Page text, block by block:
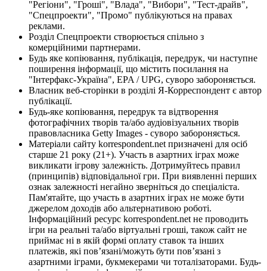
"Регіони", "Гроші", "Влада", "Вибори", "Тест-драйв",
"Спецпроекти", "Промо" публікуються на правах
реклами.
Розділ Спецпроекти створюється спільно з
комерційними партнерами.
Будь яке копіювання, публікація, передрук, чи наступне
поширення інформації, що містить посилання на
"Інтерфакс-Україна", EPA / UPG, суворо забороняється.
Власник веб-сторінки в розділі Я-Корреспондент є автор
публікації.
Будь-яке копіювання, передрук та відтворення
фотографічних творів та/або аудіовізуальних творів
правовласника Getty Images - суворо забороняється.
Матеріали сайту korrespondent.net призначені для осіб
старше 21 року (21+). Участь в азартних іграх може
викликати ігрову залежність. Дотримуйтесь правил
(принципів) відповідальної гри. При виявленні перших
ознак залежності негайно зверніться до спеціаліста.
Пам'ятайте, що участь в азартних іграх не може бути
джерелом доходів або альтернативою роботі.
Інформаційний ресурс korrespondent.net не проводить
ігри на реальні та/або віртуальні гроші, також сайт не
приймає ні в якій формі оплату ставок та інших
платежів, які пов’язані/можуть бути пов’язані з
азартними іграми, букмекерами чи тоталізаторами. Будь-